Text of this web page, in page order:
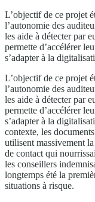
L’objectif de ce projet
l’autonomie des
les aide à détecter par
permette d’accélérer
s’adapter à la
L’objectif de ce projet
l’autonomie des
les aide à détecter par
permette d’accélérer
s’adapter à la
contexte, les
utilisent massivement
de contact qui
les conseillers
longtemps été la
situations à risque.